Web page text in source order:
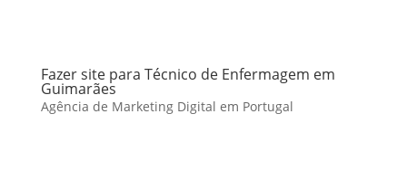
Fazer site para Técnico de Enfermagem em
Guimarães
Agência de Marketing Digital em Portugal